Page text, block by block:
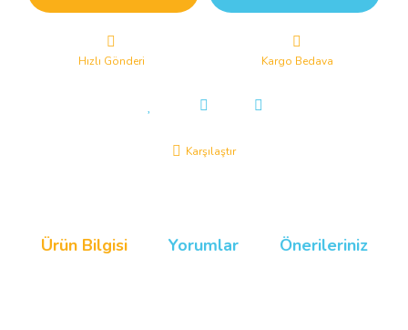
Hızlı Gönderi Kargo Bedava
Karşılaştır
Ürün Bilgisi Yorumlar Önerileriniz